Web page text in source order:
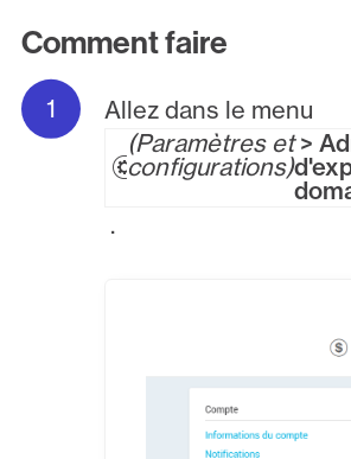
Comment faire
Allez dans le menu
Paramètres et
configurations
>
.